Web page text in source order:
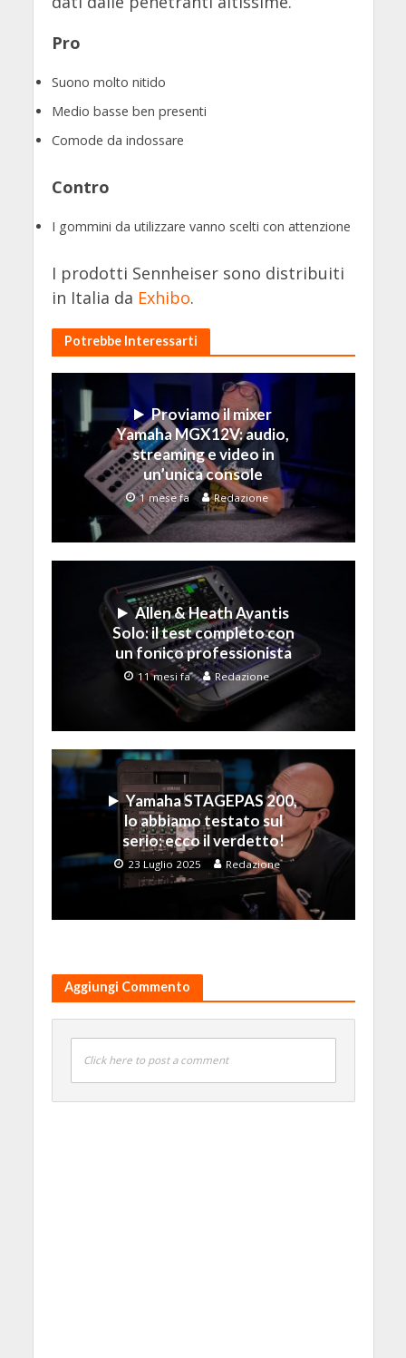
Pro
Suono molto nitido
Medio basse ben presenti
Comode da indossare
Contro
I gommini da utilizzare vanno scelti con attenzione
I prodotti Sennheiser sono distribuiti
in Italia da Exhibo.
Potrebbe Interessarti
Proviamo il mixer
Yamaha MGX12V: audio,
streaming e video in
un’unica console
1 mese fa Redazione
Allen & Heath Avantis
Solo: il test completo con
un fonico professionista
11 mesi fa Redazione
Yamaha STAGEPAS 200,
lo abbiamo testato sul
serio: ecco il verdetto!
23 Luglio 2025 Redazione
Aggiungi Commento
Click here to post a comment